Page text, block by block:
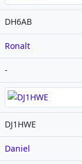
DH6AB
Ronalt
-
DJ1HWE
Daniel